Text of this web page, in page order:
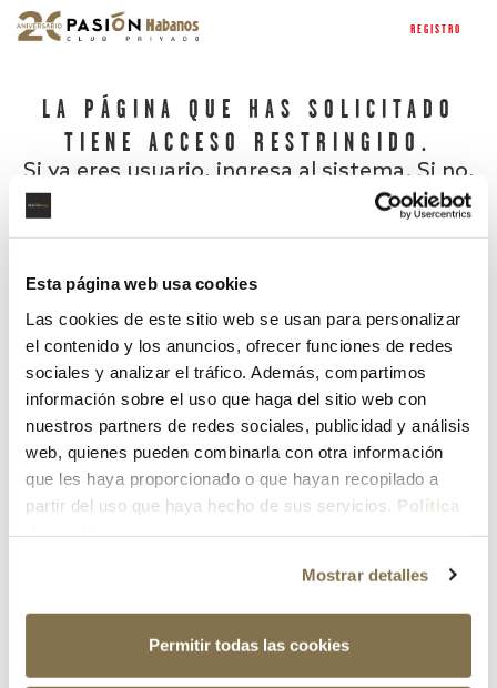
Esta página web usa cookies
Las cookies de este sitio web se usan para personalizar
el contenido y los anuncios, ofrecer funciones de redes
sociales y analizar el tráfico. Además, compartimos
información sobre el uso que haga del sitio web con
nuestros partners de redes sociales, publicidad y análisis
web, quienes pueden combinarla con otra información
que les haya proporcionado o que hayan recopilado a
partir del uso que haya hecho de sus servicios. Política
Mostrar detalles
Permitir todas las cookies
REGISTRO
LA PÁGINA QUE HAS SOLICITADO
TIENE ACCESO RESTRINGIDO.
Si ya eres usuario, ingresa al sistema. Si no,
¿Has olvidado tu contraseña?